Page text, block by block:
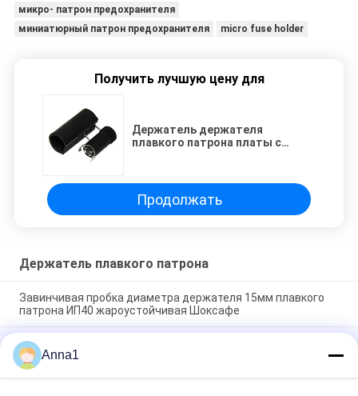
микро- патрон предохранителя
миниатюрный патрон предохранителя
micro fuse holder
Получить лучшую цену для
Держатель держателя
плавкого патрона платы с
горизонтальный
Продолжать
Держатель плавкого патрона
Завинчивая пробка диаметра держателя 15мм плавкого
патрона ИП40 жароустойчивая Шоксафе
Держатель плавкого патрона приборов черноты Р3-12
пластиковый для взрывателя миниатюры 5.2кс20мм
стеклянного
Anna1